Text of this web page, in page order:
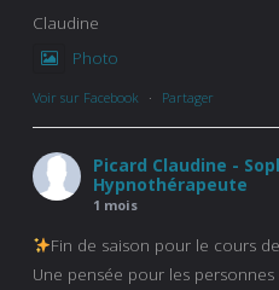
Claudine
Photo
Voir sur Facebook · Partager
Picard Claudine -
Hypnothérapeute
1 mois
Fin de saison pour le cours
Une pensée pour les